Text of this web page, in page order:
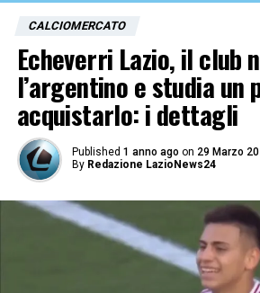
CALCIOMERCATO
Echeverri Lazio, il club
l’argentino e studia un
acquistarlo: i dettagli
Published 1 anno ago on 29 Marzo
By Redazione LazioNews24